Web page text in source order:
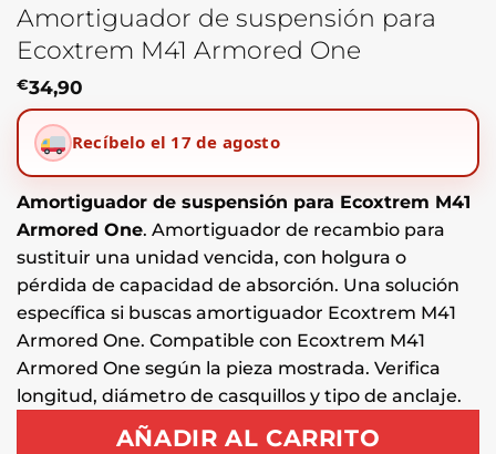
Amortiguador de suspensión para
Ecoxtrem M41 Armored One
€34,90
Recíbelo el 17 de agosto
Amortiguador de suspensión para Ecoxtrem M41
Armored One. Amortiguador de recambio para
sustituir una unidad vencida, con holgura o
pérdida de capacidad de absorción. Una solución
específica si buscas amortiguador Ecoxtrem M41
Armored One. Compatible con Ecoxtrem M41
Armored One según la pieza mostrada. Verifica
longitud, diámetro de casquillos y tipo de anclaje.
AÑADIR AL CARRITO